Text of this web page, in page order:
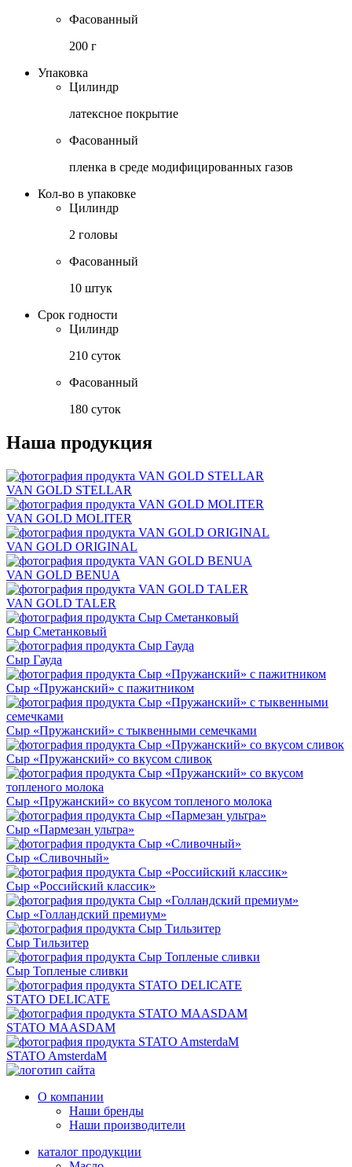
Фасованный
200 г
Упаковка
Цилиндр
латексное покрытие
Фасованный
пленка в среде модифицированных газов
Кол-во в упаковке
Цилиндр
2 головы
Фасованный
10 штук
Срок годности
Цилиндр
210 суток
Фасованный
180 суток
Наша продукция
VAN GOLD STELLAR
VAN GOLD MOLITER
VAN GOLD ORIGINAL
VAN GOLD BENUA
VAN GOLD TALER
Сыр Сметанковый
Сыр Гауда
Сыр «Пружанский» с пажитником
Сыр «Пружанский» с тыквенными семечками
Сыр «Пружанский» со вкусом сливок
Сыр «Пружанский» со вкусом топленого молока
Сыр «Пармезан ультра»
Сыр «Сливочный»
Сыр «Российский классик»
Сыр «Голландский премиум»
Сыр Тильзитер
Сыр Топленые сливки
STATO DELICATE
STATO MAASDAM
STATO AmsterdaM
О компании
Наши бренды
Наши производители
каталог продукции